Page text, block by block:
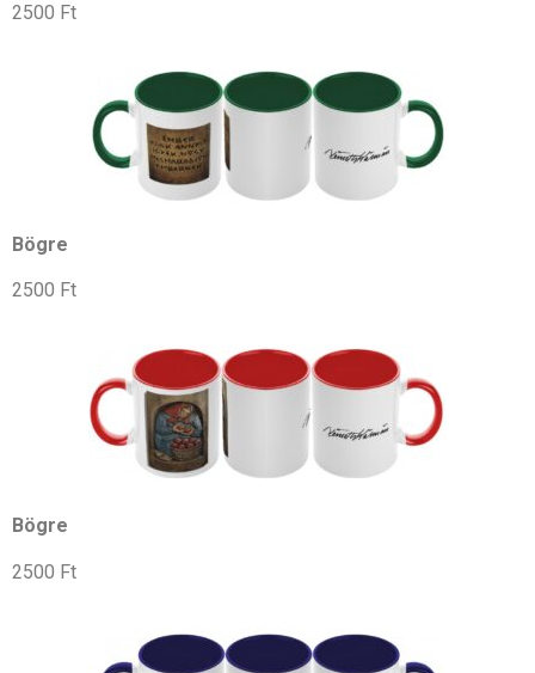
2500 Ft
Bögre
2500 Ft
Bögre
2500 Ft